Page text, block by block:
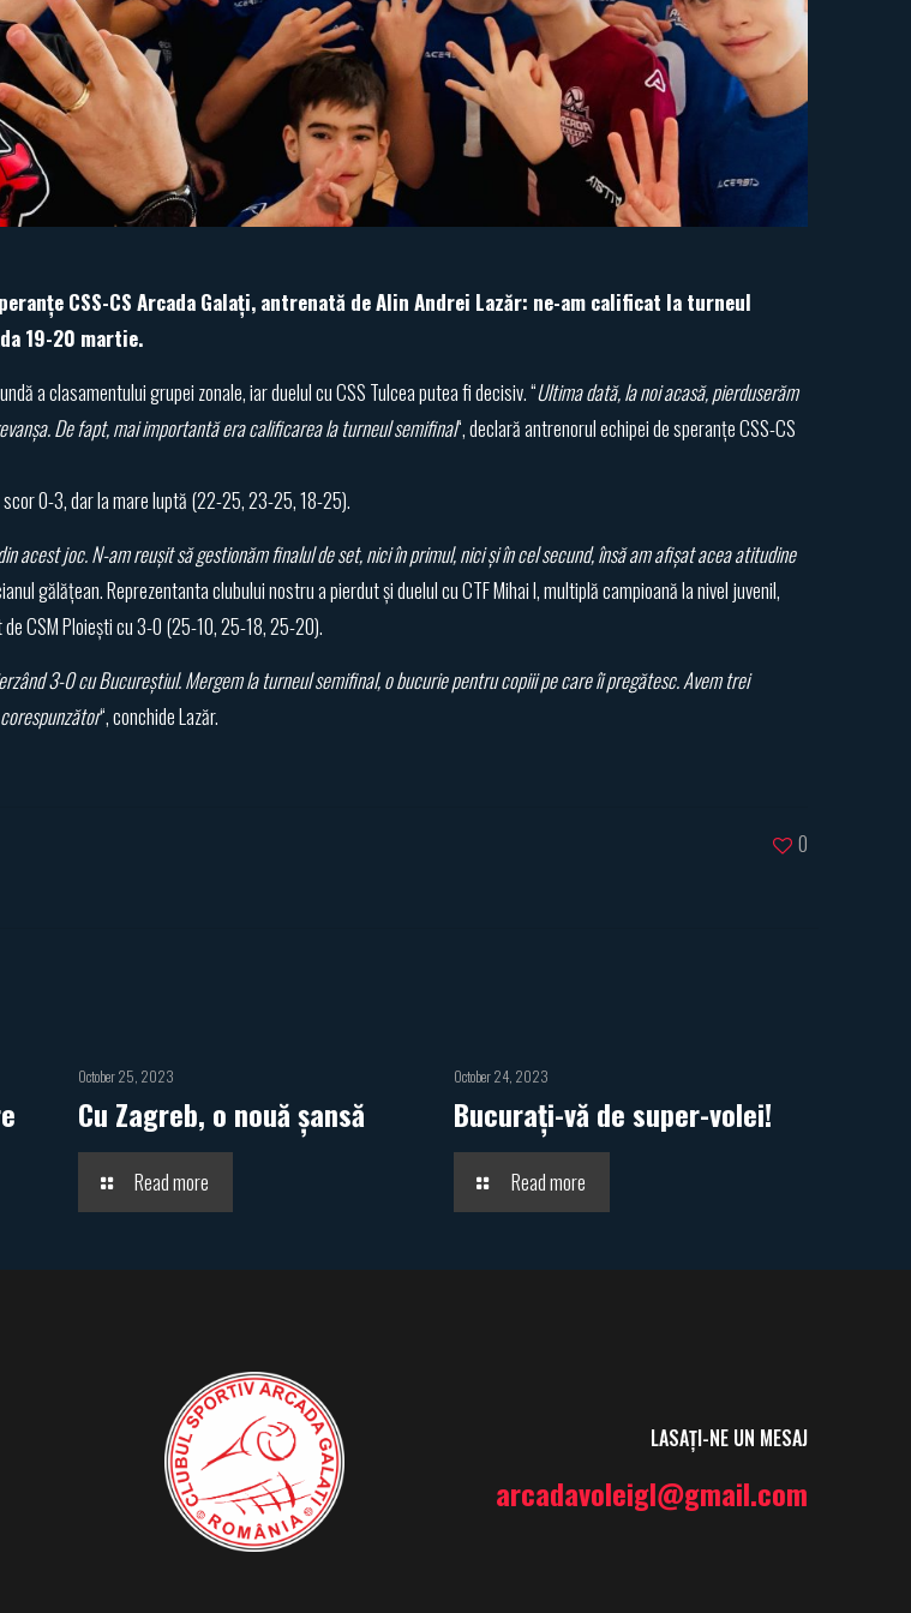
CSS-CS Arcada Galați, antrenată de Alin Andrei Lazăr: ne-am calificat la turneul
19-20 martie.
a clasamentului grupei zonale, iar duelul cu CSS Tulcea putea fi decisiv. “Ultima dată, la noi acasă, pierduserăm
De fapt, mai importantă era calificarea la turneul semifinal“, declară antrenorul echipei de speranțe CSS-CS
0-3, dar la mare luptă (22-25, 23-25, 18-25).
acest joc. N-am reușit să gestionăm finalul de set, nici în primul, nici și în cel secund, însă am afișat acea atitudine
gălățean. Reprezentanta clubului nostru a pierdut și duelul cu CTF Mihai I, multiplă campioană la nivel juvenil,
CSM Ploiești cu 3-0 (25-10, 25-18, 25-20).
3-0 cu Bucureștiul. Mergem la turneul semifinal, o bucurie pentru copiii pe care îi pregătesc. Avem trei
“, conchide Lazăr.
0
October 25, 2023
Cu Zagreb, o nouă șansă
Read more
October 24, 2023
Bucurați-vă de super-volei!
Read more
LASAȚI-NE UN MESAJ
arcadavoleigl@gmail.com